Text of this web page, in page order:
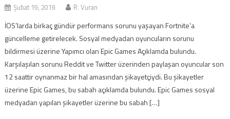
Şubat 19, 2019 R. Vuran
İOS’larda birkaç gündür performans sorunu yaşayan Fortnite’a
güncelleme getirelecek. Sosyal medyadan oyuncuların sorunu
bildirmesi üzerine Yapımcı olan Epic Games Açıklamda bulundu.
Karşılaşılan sorunu Reddit ve Twitter üzerinden paylaşan oyuncular son
12 saattir oynanmaz bir hal amasından şikayetçiydi. Bu şikayetler
üzerine Epic Games, bu sabah açıklamda bulundu. Epic Games sosyal
medyadan yapılan şikayetler üzerine bu sabah […]